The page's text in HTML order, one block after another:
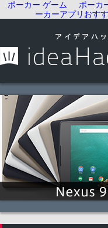
ポーカー ゲーム ポーカ
ーカーアプリおす